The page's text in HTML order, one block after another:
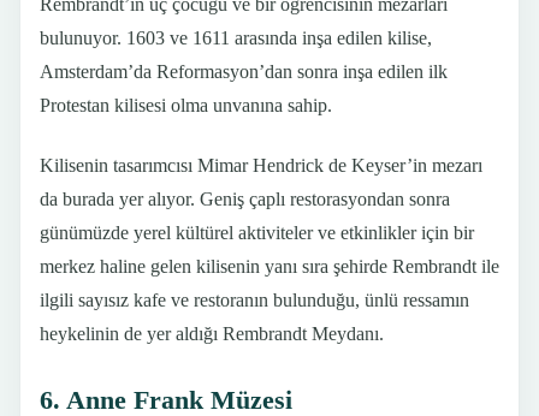
Rembrandt’ın üç çocuğu ve bir öğrencisinin mezarları
bulunuyor. 1603 ve 1611 arasında inşa edilen kilise,
Amsterdam’da Reformasyon’dan sonra inşa edilen ilk
Protestan kilisesi olma unvanına sahip.
Kilisenin tasarımcısı Mimar Hendrick de Keyser’in mezarı
da burada yer alıyor. Geniş çaplı restorasyondan sonra
günümüzde yerel kültürel aktiviteler ve etkinlikler için bir
merkez haline gelen kilisenin yanı sıra şehirde Rembrandt ile
ilgili sayısız kafe ve restoranın bulunduğu, ünlü ressamın
heykelinin de yer aldığı Rembrandt Meydanı.
6. Anne Frank Müzesi